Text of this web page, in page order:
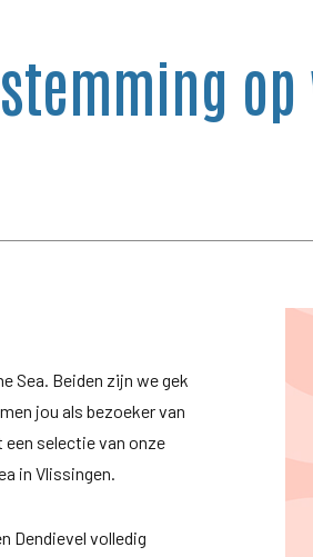
Sea. Beiden zijn we gek
jou als bezoeker van
een selectie van onze
in Vlissingen.
Dendievel volledig